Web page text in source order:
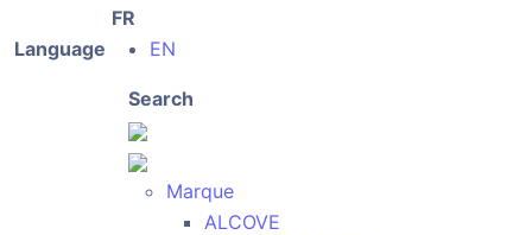
Language
FR
EN
Search
Marque
ALCOVE